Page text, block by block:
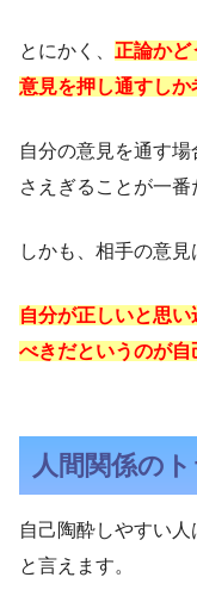
とにかく、 正論かど
意見を押し通すしか
自分の意見を通す
さえぎることが一番
しかも、相手の意見
自分が正しいと思
べきだというのが
人間関係の
自己陶酔しやすい
と言えます。